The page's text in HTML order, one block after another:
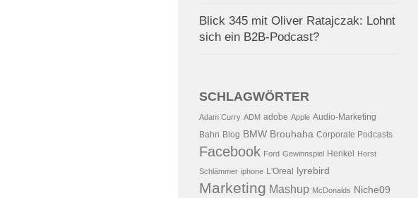
Blick 345 mit Oliver Ratajczak: Lohnt
sich ein B2B-Podcast?
SCHLAGWÖRTER
Adam Curry ADM adobe Apple Audio-Marketing
Bahn Blog BMW Brouhaha Corporate Podcasts
Facebook Ford Gewinnspiel Henkel Horst
Schlämmer iphone L'Oreal lyrebird
Marketing Mashup McDonalds Niche09